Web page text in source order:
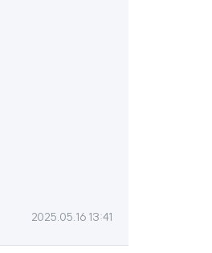
2025.05.16 13:41